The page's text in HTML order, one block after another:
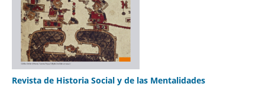
Revista de Historia Social y de las Mentalidades